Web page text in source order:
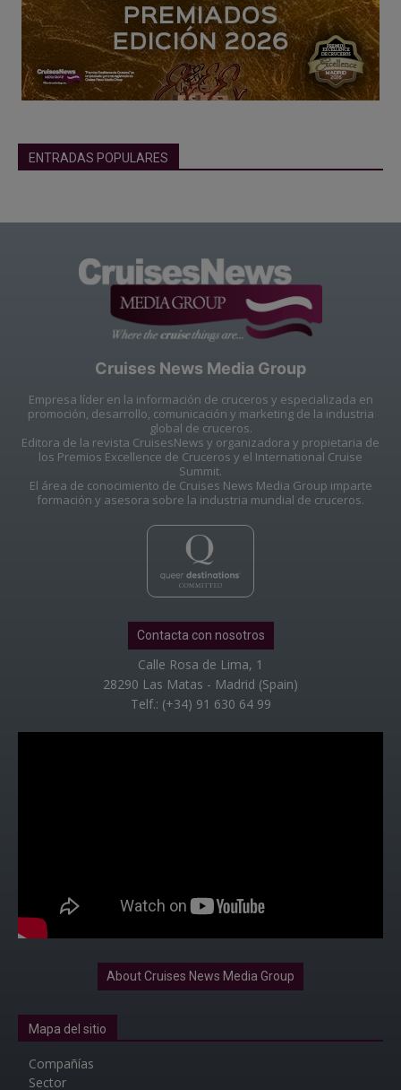
ENTRADAS POPULARES
Cruises News Media Group
Empresa líder en la información de cruceros y especializada en
promoción, desarrollo, comunicación y marketing de la industria
global de cruceros.
Editora de la revista CruisesNews y organizadora y propietaria de
los Premios Excellence de Cruceros y el International Cruise
Summit.
El área de conocimiento de Cruises News Media Group imparte
formación y asesora sobre la industria mundial de cruceros.
Contacta con nosotros
Calle Rosa de Lima, 1
28290 Las Matas - Madrid (Spain)
Telf.: (+34) 91 630 64 99
About Cruises News Media Group
Mapa del sitio
Compañías
Sector